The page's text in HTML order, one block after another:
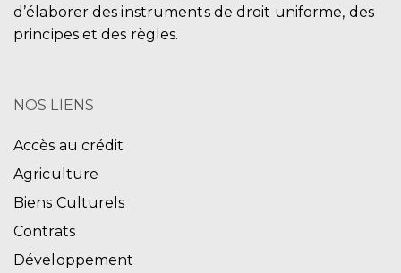
d’élaborer des instruments de droit uniforme, des
principes et des règles.
NOS LIENS
Accès au crédit
Agriculture
Biens Culturels
Contrats
Développement